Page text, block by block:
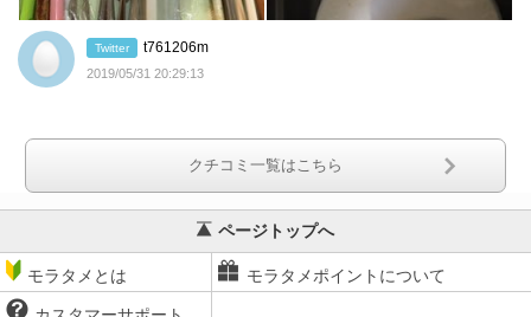
Twitter t761206m
2019/05/31 20:29:13
クチコミ一覧はこちら
ページトップへ
モラタメとは モラタメポイントについて